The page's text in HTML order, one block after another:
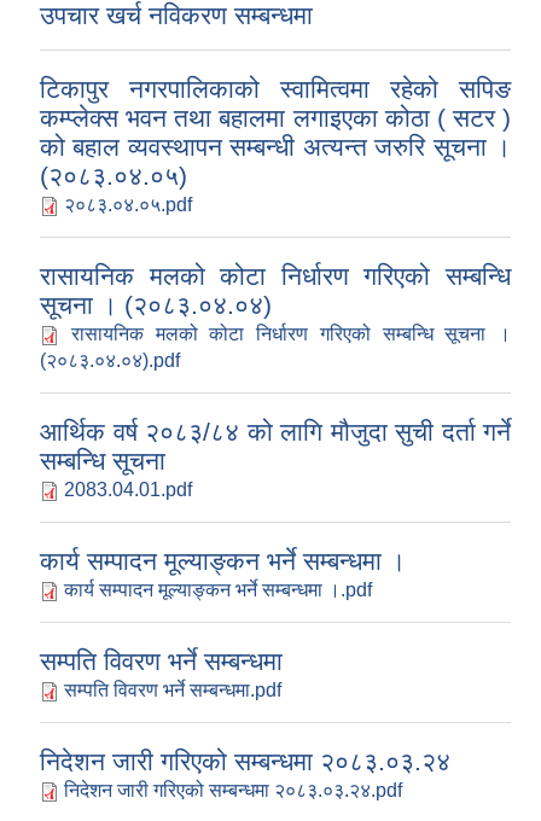
उपचार खर्च नविकरण सम्बन्धमा
टिकापुर नगरपालिकाको स्वामित्वमा रहेको सपिङ
कम्प्लेक्स भवन तथा बहालमा लगाइएका कोठा ( सटर )
को बहाल व्यवस्थापन सम्बन्धी अत्यन्त जरुरि सूचना ।
(२०८३.०४.०५)
२०८३.०४.०५.pdf
रासायनिक मलको कोटा निर्धारण गरिएको सम्बन्धि
सूचना । (२०८३.०४.०४)
रासायनिक मलको कोटा निर्धारण गरिएको सम्बन्धि सूचना ।
(२०८३.०४.०४).pdf
आर्थिक वर्ष २०८३/८४ को लागि मौजुदा सुची दर्ता गर्ने
सम्बन्धि सूचना
2083.04.01.pdf
कार्य सम्पादन मूल्याङ्कन भर्ने सम्बन्धमा ।
कार्य सम्पादन मूल्याङ्कन भर्ने सम्बन्धमा ।.pdf
सम्पति विवरण भर्ने सम्बन्धमा
सम्पति विवरण भर्ने सम्बन्धमा.pdf
निदेशन जारी गरिएको सम्बन्धमा २०८३.०३.२४
निदेशन जारी गरिएको सम्बन्धमा २०८३.०३.२४.pdf